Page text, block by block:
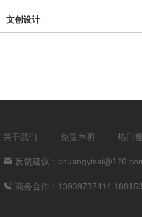
文创设计
关于我们 免责声明 热门
反馈建议：
商务合作：13939737414